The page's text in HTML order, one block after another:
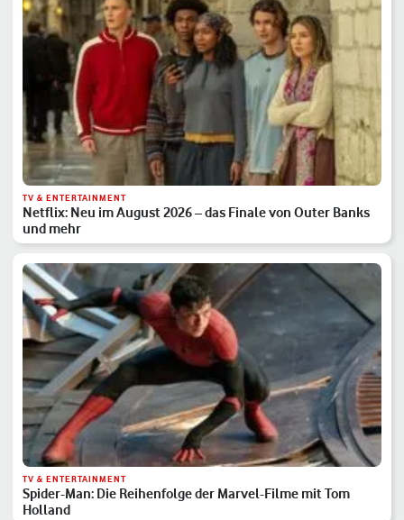
TV & ENTERTAINMENT
Netflix: Neu im August 2026 – das Finale von Outer Banks
und mehr
TV & ENTERTAINMENT
Spider-Man: Die Reihenfolge der Marvel-Filme mit Tom
Holland